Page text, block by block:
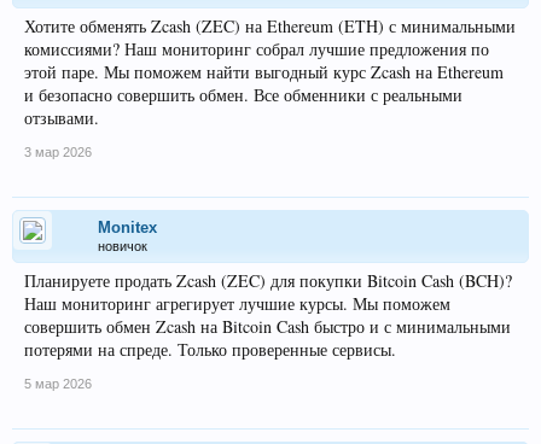
Хотите обменять Zcash (ZEC) на Ethereum (ETH) с минимальными
комиссиями? Наш мониторинг собрал лучшие предложения по
этой паре. Мы поможем найти выгодный курс Zcash на Ethereum
и безопасно совершить обмен. Все обменники с реальными
отзывами.
3 мар 2026
Monitex
новичок
Планируете продать Zcash (ZEC) для покупки Bitcoin Cash (BCH)?
Наш мониторинг агрегирует лучшие курсы. Мы поможем
совершить обмен Zcash на Bitcoin Cash быстро и с минимальными
потерями на спреде. Только проверенные сервисы.
5 мар 2026